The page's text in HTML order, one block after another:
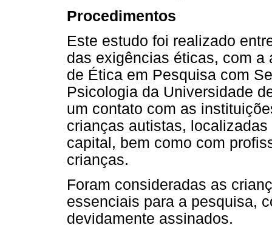
Procedimentos
Este estudo foi realizado
das exigências éticas, com a
de Ética em Pesquisa com
Psicologia da Universidade
um contato com as
crianças autistas,
capital, bem como com
crianças.
Foram consideradas as
essenciais para a pesquisa,
devidamente assinados.